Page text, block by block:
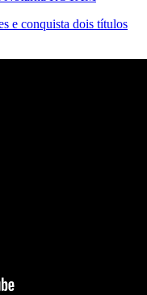
e conquista dois títulos